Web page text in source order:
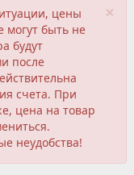
×
цены
могут быть не
будут
после
счета. При
цена на товар
неудобства!